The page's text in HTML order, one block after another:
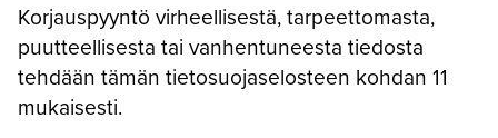
Korjauspyyntö virheellisestä, tarpeettomasta,
puutteellisesta tai vanhentuneesta tiedosta
tehdään tämän tietosuojaselosteen kohdan 11
mukaisesti.